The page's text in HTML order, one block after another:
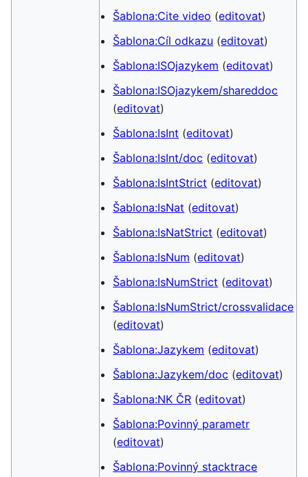
Šablona:Cite video (editovat)
Šablona:Cíl odkazu (editovat)
Šablona:ISOjazykem (editovat)
Šablona:ISOjazykem/shareddoc
(editovat)
Šablona:IsInt (editovat)
Šablona:IsInt/doc (editovat)
Šablona:IsIntStrict (editovat)
Šablona:IsNat (editovat)
Šablona:IsNatStrict (editovat)
Šablona:IsNum (editovat)
Šablona:IsNumStrict (editovat)
Šablona:IsNumStrict/crossvalidace
(editovat)
Šablona:Jazykem (editovat)
Šablona:Jazykem/doc (editovat)
Šablona:NK ČR (editovat)
Šablona:Povinný parametr
(editovat)
Šablona:Povinný stacktrace